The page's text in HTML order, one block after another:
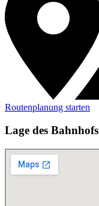
Routenplanung starten
Lage des Bahnhofs